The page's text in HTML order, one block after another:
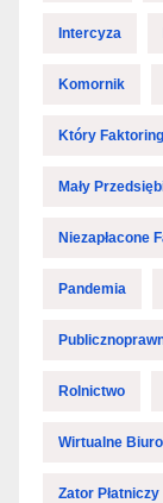
Intercyza
Komornik
Który
Mały
Niezapłacone
Pandemia
Rolnictwo
Wirtualne
Zator Płatniczy